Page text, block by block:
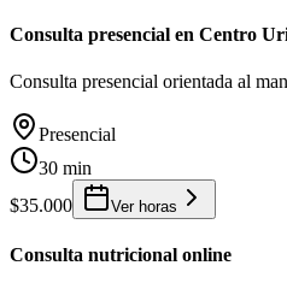
Consulta presencial en Centro
Consulta presencial orientada al
Presencial
30 min
$35.000
Ver horas
Consulta nutricional online